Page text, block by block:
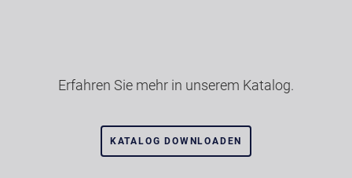
Erfahren Sie mehr in unserem Katalog.
KATALOG DOWNLOADEN